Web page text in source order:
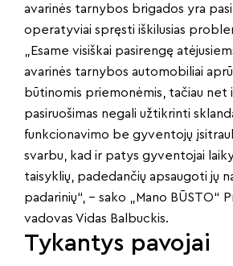
avarinės tarnybos brigados yra
operatyviai spręsti iškilusias
„Esame visiškai pasirengę
avarinės tarnybos automobiliai
būtinomis priemonėmis, tačiau net
pasiruošimas negali užtikrinti
funkcionavimo be gyventojų
svarbu, kad ir patys gyventojai
taisyklių, padedančių apsaugoti jų
padarinių“, – sako „Mano BŪSTO“
vadovas Vidas Balbuckis.
Tykantys pavojai